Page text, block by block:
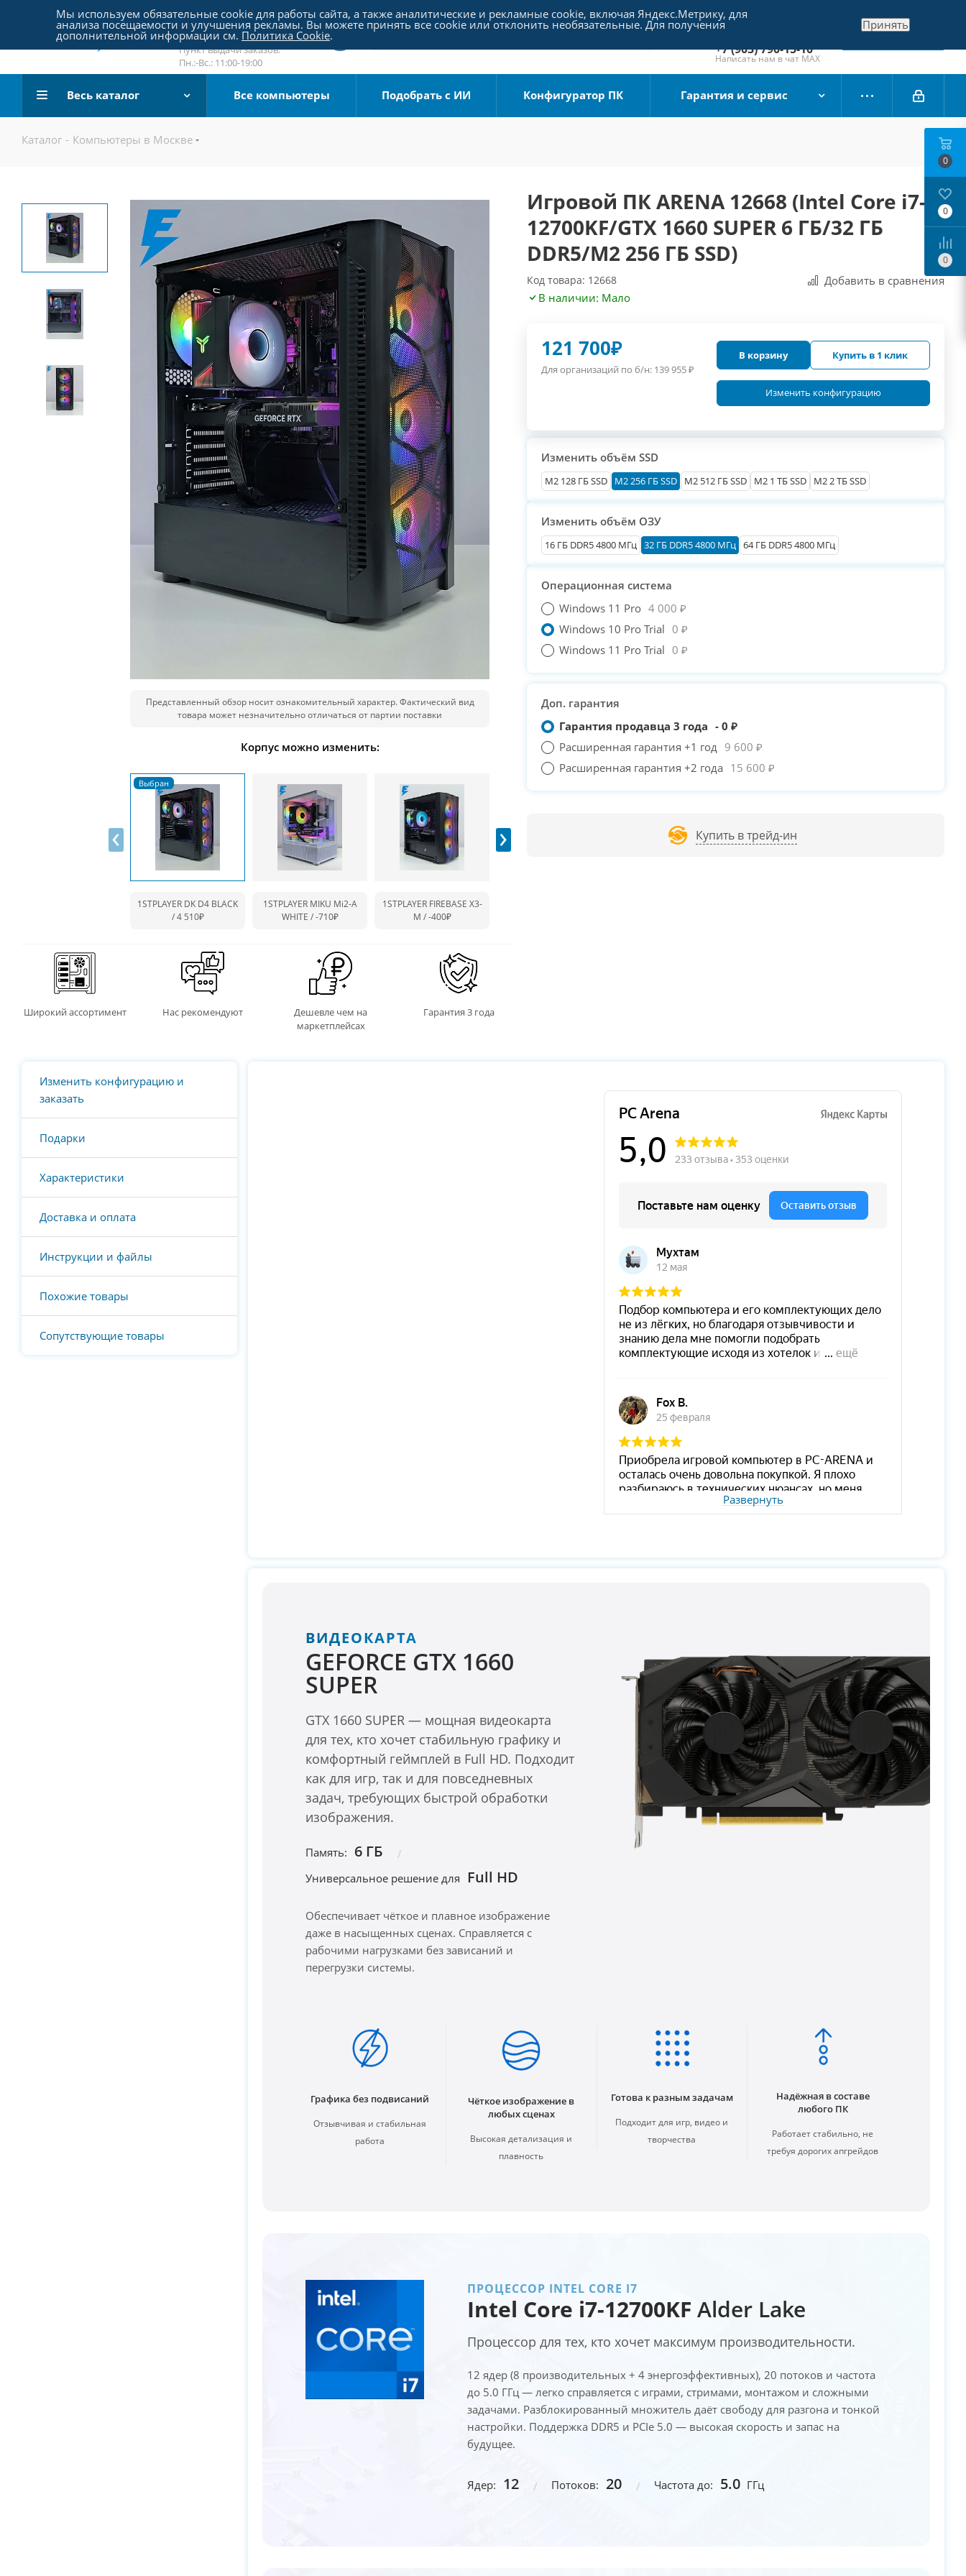
Пятницкое шоссе 18, пав. 267
email:sale@pc-arena.ru
Пн.:-Вс.: 10:00-20:00
Пункт выдачи заказов:
Пн.:-Вс.: 11:00-19:00
+7 (495) 790-15-10
Отдел продаж
+7 (903) 790-15-10
Написать нам в чат MAX
Заказать звонок
Весь каталог Все компьютеры Подобрать с ИИ Конфигуратор ПК Гарантия и сервис
Каталог - Компьютеры в Москве
Представленный обзор носит ознакомительный характер. Фактический вид
товара может незначительно отличаться от партии поставки
Корпус можно изменить:
1STPLAYER DK D4 BLACK
/ 4 510₽
1STPLAYER MIKU Mi2-A
WHITE /-710₽
1STPLAYER FIREBASE X3-
M /-400₽
‹ ›
Широкий ассортимент Нас рекомендуют
Дешевле чем на
маркетплейсах
Гарантия 3 года
Игровой ПК ARENA 12668 (Intel Core i7-
12700KF/GTX 1660 SUPER 6 ГБ/32 ГБ
DDR5/M2 256 ГБ SSD)
Код товара: 12668
Добавить в сравнения
В наличии: Мало
121 700₽
Для организаций по б/н: 139 955₽
В корзину Купить в 1 клик
Изменить конфигурацию
Изменить объём SSD
М2 128 ГБ SSD M2 256 ГБ SSD M2 512 ГБ SSD M2 1 ТБ SSD M2 2 ТБ SSD
Изменить объём ОЗУ
16 ГБ DDR5 4800 МГц 32 ГБ DDR5 4800 МГц 64 ГБ DDR5 4800 МГц
Операционная система
Windows 11 Pro 4 000 ₽
Windows 10 Pro Trial 0 ₽
Windows 11 Pro Trial 0 ₽
Доп. гарантия
Гарантия продавца 3 года - 0 ₽
Расширенная гарантия +1 год 9 600 ₽
Расширенная гарантия +2 года 15 600 ₽
Купить в трейд-ин
Изменить конфигурацию и
заказать
Подарки
Характеристики
Доставка и оплата
Инструкции и файлы
Похожие товары
Сопутствующие товары
PC-Arena на карте Москвы — Яндекс Карты
Развернуть
ВИДЕОКАРТА
GEFORCE GTX 1660
SUPER
GTX 1660 SUPER — мощная видеокарта
для тех, кто хочет стабильную графику и
комфортный геймплей в Full HD. Подходит
как для игр, так и для повседневных
задач, требующих быстрой обработки
изображения.
Память: 6 ГБ
Универсальное решение для Full HD
Обеспечивает чёткое и плавное изображение
даже в насыщенных сценах. Справляется с
рабочими нагрузками без зависаний и
перегрузки системы.
Графика без подвисаний
Отзывчивая и стабильная
работа
Чёткое изображение в
любых сценах
Высокая детализация и
плавность
Готова к разным задачам
Подходит для игр, видео и
творчества
Надёжная в составе
любого ПК
Работает стабильно, не
требуя дорогих апгрейдов
ПРОЦЕССОР INTEL CORE I7
Intel Core i7-12700KF Alder Lake
Процессор для тех, кто хочет максимум производительности.
12 ядер (8 производительных + 4 энергоэффективных), 20 потоков и частота
до 5.0 ГГц — легко справляется с играми, стримами, монтажом и сложными
задачами. Разблокированный множитель даёт свободу для разгона и тонкой
настройки. Поддержка DDR5 и PCIe 5.0 — высокая скорость и запас на
будущее.
Ядер: 12 Потоков: 20 Частота до: 5.0 ГГц
0
0
0
Мы используем обязательные cookie для работы сайта, а также аналитические и рекламные cookie, включая Яндекс.Метрику, для
анализа посещаемости и улучшения рекламы. Вы можете принять все cookie или отклонить необязательные. Для получения
дополнительной информации см. Политика Cookie.
Принять